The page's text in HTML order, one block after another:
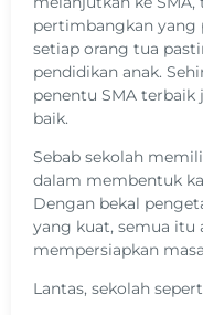
pertimbangkan yang
setiap orang tua
pendidikan anak.
penentu SMA
baik.
Sebab sekolah
dalam membentuk
Dengan bekal
yang kuat, semua itu
mempersiapkan
Lantas, sekolah